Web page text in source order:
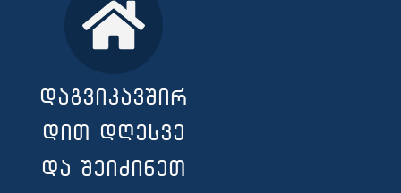
დაგვიკავშირ
დით დღესვე
და შეიძინეთ